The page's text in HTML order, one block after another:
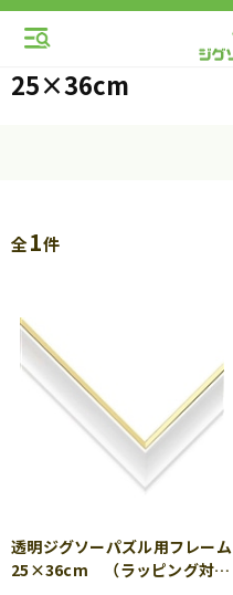
25×36cm
全1件
透明ジグソーパズル用フレーム
25×36cm （ラッピング対象